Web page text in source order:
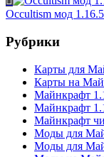
Occultism мод
Рубрики
Карты для
Карты на
Майнкрафт
Майнкрафт
Майнкрафт
Моды для
Моды для